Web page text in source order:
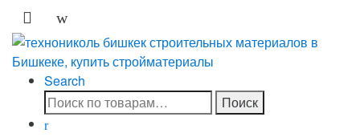
Skip
navigation
Skip
content
Search
Искать:
Поиск